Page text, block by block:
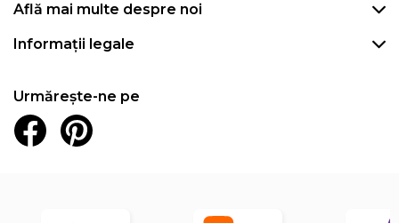
Află mai multe despre noi
Informații legale
Urmărește-ne pe